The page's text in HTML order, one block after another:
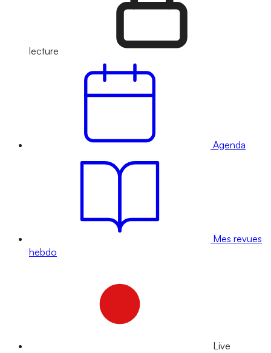
lecture
Agenda
Mes revues
hebdo
Live